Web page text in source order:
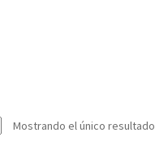
Mostrando el único resultado